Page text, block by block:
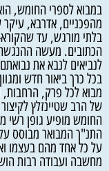
במבוא לספרי החומש,
מהפכניים, אדרבא, עיקר
בלתי מורגש, עד שהקורא-
הכתובים. מעשה
לנביאים לנבא את
בכל כרך ביאור חדש
מבוא לכל פרק, הרחבות,
של הרב שטיינזלץ
החומש מופיע גופן רשי
התנ"ך המבואר מבוסס
על כל אחד מהם בעצמו
מחשבה ועבודה רבות